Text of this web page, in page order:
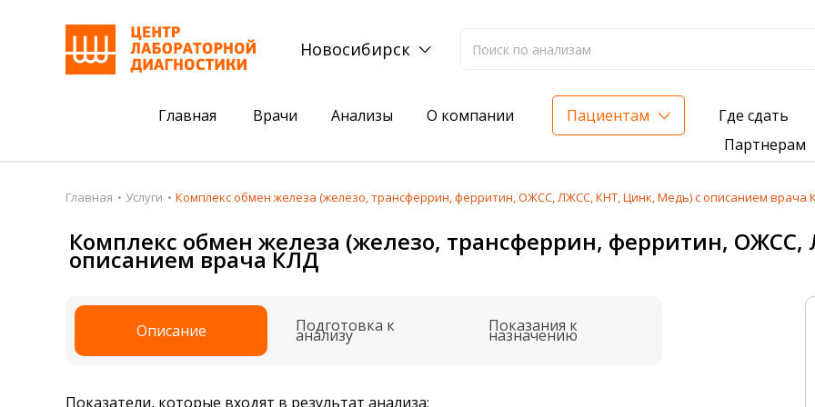
Новосибирск
Главная Врачи Анализы О компании Пациентам
Где сдать
Партнерам
Пациентам
Акции
Анализы
Подготовка к анализам
Получить результаты
Налоговый вычет
Акции
Комплексный анализ на жирорастворимые витамины — всего 3 999 ₽
Комплексная оценка вашего здоровья
Главная Услуги Комплекс обмен железа (железо, трансферрин, ферритин, ОЖСС, ЛЖСС, КНТ, Цинк, Медь) с описанием врача
Комплекс обмен железа (железо, трансферрин, ферритин,
описанием врача КЛД
Описание Подготовка к
анализу Показания к
назначению
Показатели, которые входят в результат анализа: